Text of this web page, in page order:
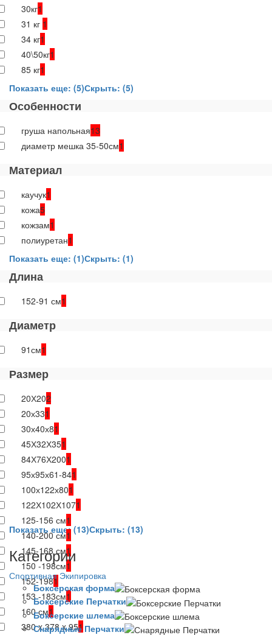
30кг1
31 кг 1
34 кг1
40\50кг1
85 кг1
Показать еще: (5)Скрыть: (5)
Особенности
груша напольная13
диаметр мешка 35-50см1
Материал
каучук1
кожа5
кожзам1
полиуретан1
Показать еще: (1)Скрыть: (1)
Длина
152-91 см1
Диаметр
91см1
Размер
20Х202
20х331
30х40х81
45Х32Х351
84Х76Х2001
95х95х61-841
100х122х801
122Х102Х1071
125-156 см1
140-200 см1
145-168 см1
150 -198см1
152-1981
153 -183см1
160 см1
380 x 378 x 951
Показать еще: (13)Скрыть: (13)
Категории
Спортивная Экипировка
Боксерская форма
Боксерские Перчатки
Боксерские шлема
Снарядные Перчатки